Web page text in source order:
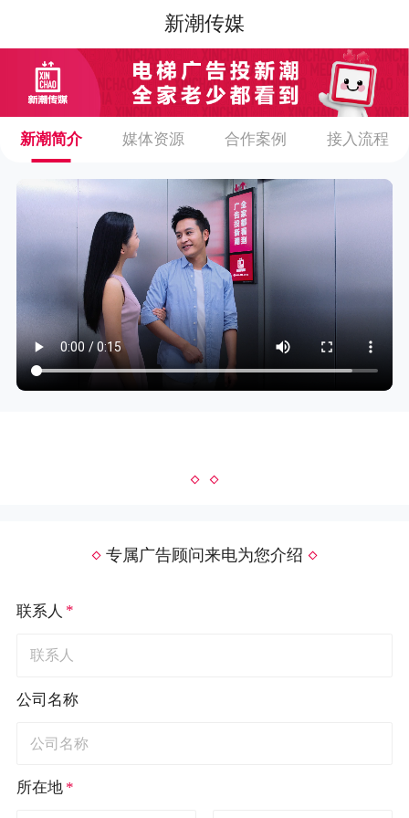
新潮传媒
新潮简介 媒体资源 合作案例 接入流程
专属广告顾问来电为您介绍
联系人 *
公司名称
所在地 *